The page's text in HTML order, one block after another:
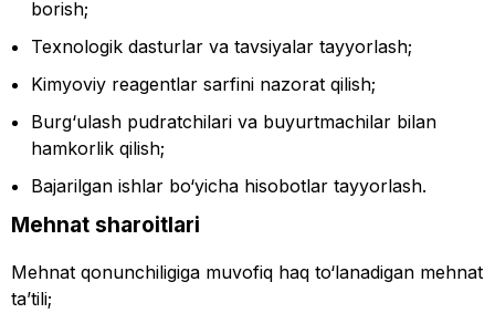
borish;
Texnologik dasturlar va tavsiyalar tayyorlash;
Kimyoviy reagentlar sarfini nazorat qilish;
Burg‘ulash pudratchilari va buyurtmachilar bilan
hamkorlik qilish;
Bajarilgan ishlar bo‘yicha hisobotlar tayyorlash.
Mehnat sharoitlari
Mehnat qonunchiligiga muvofiq haq to‘lanadigan mehnat
ta’tili;